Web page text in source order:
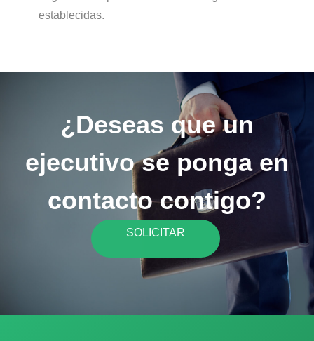
establecidas.
¿Deseas que un
ejecutivo se ponga en
contacto contigo?
SOLICITAR